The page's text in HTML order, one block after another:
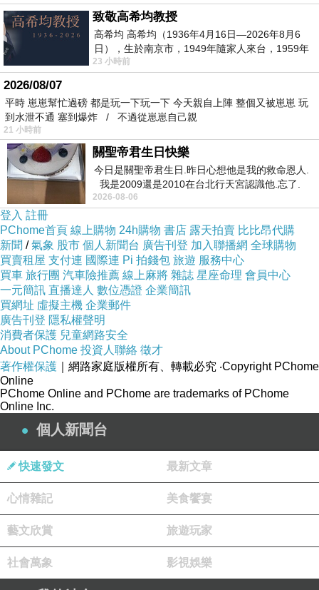
米色)的評價真的不錯想想哪裡買最便宜.心得文.
試用文.分享文行李箱/旅遊用品分享推薦.好用.推
薦.評價.熱銷.開箱文.優缺點比較
最後選擇在這購買【ZARATA】高領混色針織蝙
蝠感罩衫外套(卡米色) 的原因,是因為比較有保障,
也不會遇到詐騙集團,所以才選擇在這購入
更多資料、資訊參考分享↓↓↓
商品網址:
致敬高希均教授
高希均 高希均（1936年4月16日—2026年8月6
日），生於南京市，1949年隨家人來台，1959年
赴美深造並取得經濟發展博士學位。曾任
23 小時前
2026/08/07
平時 崽崽幫忙過磅 都是玩一下玩一下 今天親自上陣 整個又被崽崽 玩
到水泄不通 塞到爆炸 / 不過從崽崽自己親
21 小時前
關聖帝君生日快樂
今日是關聖帝君生日.昨日心想他是我的救命恩人.
我是2009還是2010在台北行天宮認識他.忘了.
一個奇摩交友的網友學
2026-08-06
登入 註冊
PChome首頁 線上購物 24h購物 書店 露天拍賣 比比昂代購
新聞 /氣象 股市 個人新聞台 廣告刊登 加入聯播網 全球購物
買賣租屋 支付連 國際連 Pi 拍錢包 旅遊 服務中心
買車 旅行團 汽車險推薦 線上麻將 雜誌 星座命理 會員中心
一元簡訊 直播達人 數位憑證 企業簡訊
買網址 虛擬主機 企業郵件
廣告刊登 隱私權聲明
消費者保護 兒童網路安全
About PChome 投資人聯絡 徵才
著作權保護 ｜網路家庭版權所有、轉載必究 ‧Copyright PChome
Online
PChome Online and PChome are trademarks of PChome
Online Inc.
個人新聞台
快速發文 最新文章
心情雜記 美食饗宴
藝文欣賞 旅遊玩家
社會萬象 影視娛樂